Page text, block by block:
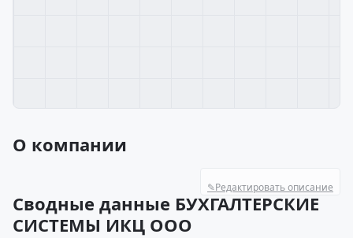
О компании
✎Редактировать описание
Сводные данные БУХГАЛТЕРСКИЕ
СИСТЕМЫ ИКЦ ООО